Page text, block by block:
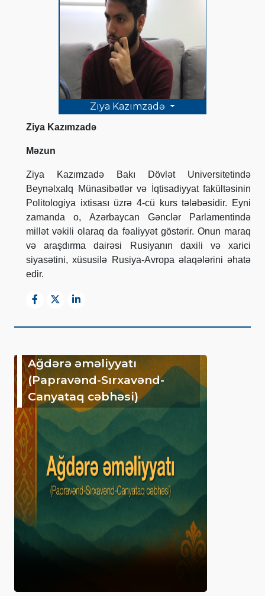
Ziya Kazımzadə
Ziya Kazımzadə
Məzun
Ziya Kazımzadə Bakı Dövlət Universitetində
Beynəlxalq Münasibətlər və İqtisadiyyat fakültəsinin
Politologiya ixtisası üzrə 4-cü kurs tələbəsidir. Eyni
zamanda o, Azərbaycan Gənclər Parlamentində
millət vəkili olaraq da fəaliyyət göstərir. Onun maraq
və araşdırma dairəsi Rusiyanın daxili və xarici
siyasətini, xüsusilə Rusiya-Avropa əlaqələrini əhatə
edir.
Ağdərə əməliyyatı
(Papravənd-Sırxavənd-
Canyataq cəbhəsi)